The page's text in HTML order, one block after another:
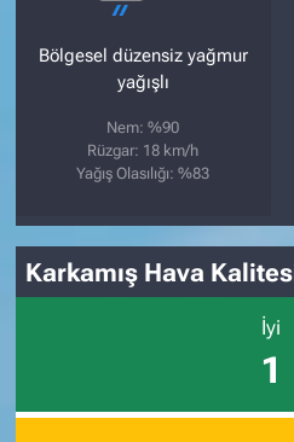
Bölgesel düzensiz yağmur
yağışlı
Nem: %90
Rüzgar: 18 km/h
Yağış Olasılığı: %83
Karkamış Hava
İyi
1